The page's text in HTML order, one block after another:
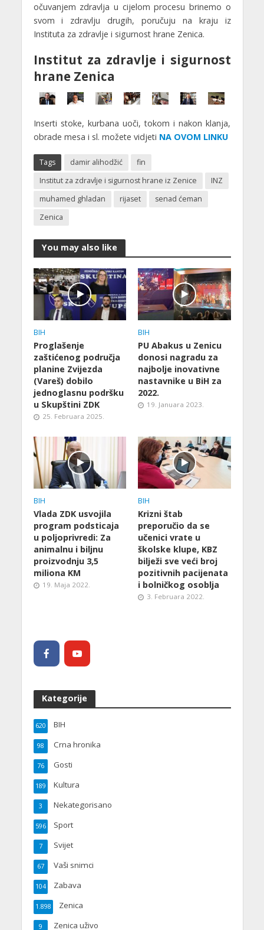
očuvanjem zdravlja u cijelom procesu brinemo o
svom i zdravlju drugih, poručuju na kraju iz
Instituta za zdravlje i sigurnost hrane Zenica.
Institut za zdravlje i sigurnost
hrane Zenica
Inserti stoke, kurbana uoči, tokom i nakon klanja,
obrade mesa i sl. možete vidjeti NA OVOM LINKU
Tags damir alihodžić
fin
Institut za zdravlje i sigurnost hrane iz Zenice
INZ
muhamed ghladan
rijaset
senad ćeman
Zenica
You may also like
BIH
Proglašenje
zaštićenog područja
planine Zvijezda
(Vareš) dobilo
jednoglasnu podršku
u Skupštini ZDK
25. Februara 2025.
BIH
PU Abakus u Zenicu
donosi nagradu za
najbolje inovativne
nastavnike u BiH za
2022.
19. Januara 2023.
BIH
Vlada ZDK usvojila
program podsticaja
u poljoprivredi: Za
animalnu i biljnu
proizvodnju 3,5
miliona KM
19. Maja 2022.
BIH
Krizni štab
preporučio da se
učenici vrate u
školske klupe, KBZ
bilježi sve veći broj
pozitivnih pacijenata
i bolničkog osoblja
3. Februara 2022.
Kategorije
BIH
620
Crna hronika
98
Gosti
76
Kultura
189
Nekategorisano
3
Sport
596
Svijet
7
Vaši snimci
67
Zabava
104
Zenica
1.898
Zenica uživo
9